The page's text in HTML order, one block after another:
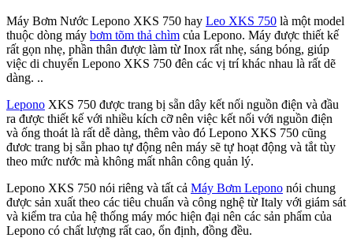
Máy Bơm Nước Lepono XKS 750 hay Leo XKS 750 là một model
thuộc dòng máy bơm tõm thả chìm của Lepono. Máy được thiết kế
rất gọn nhẹ, phần thân được làm từ Inox rất nhẹ, sáng bóng, giúp
việc di chuyển Lepono XKS 750 đên các vị trí khác nhau là rất dẽ
dàng. ..
Lepono XKS 750 được trang bị sẵn dây kết nối nguồn điện và đầu
ra được thiết kế với nhiều kích cỡ nên việc kết nối với nguồn điện
và ống thoát là rất dễ dàng, thêm vào đó Lepono XKS 750 cũng
đươc trang bị sẵn phao tự động nên máy sẽ tự hoạt động và tắt tùy
theo mức nước mà không mất nhân công quản lý.
Lepono XKS 750 nói riêng và tất cả Máy Bơm Lepono nói chung
được sản xuất theo các tiêu chuẩn và công nghệ từ Italy với giám sát
và kiểm tra của hệ thống máy móc hiện đại nên các sản phẩm của
Lepono có chất lượng rất cao, ổn định, đồng đều.